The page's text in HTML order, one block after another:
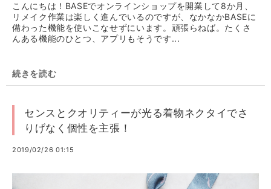
こんにちは！BASEでオンラインショップを開業して8か月、
リメイク作業は楽しく進んでいるのですが、なかなかBASEに
備わった機能を使いこなせずにいます。頑張らねば。たくさ
んある機能のひとつ、アプリもそうです...
続きを読む
センスとクオリティーが光る着物ネクタイでさ
りげなく個性を主張！
2019/02/26 01:15